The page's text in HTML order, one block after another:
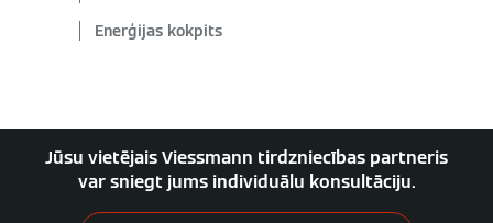
Enerģijas kokpits
Jūsu vietējais Viessmann tirdzniecības partneris
var sniegt jums individuālu konsultāciju.